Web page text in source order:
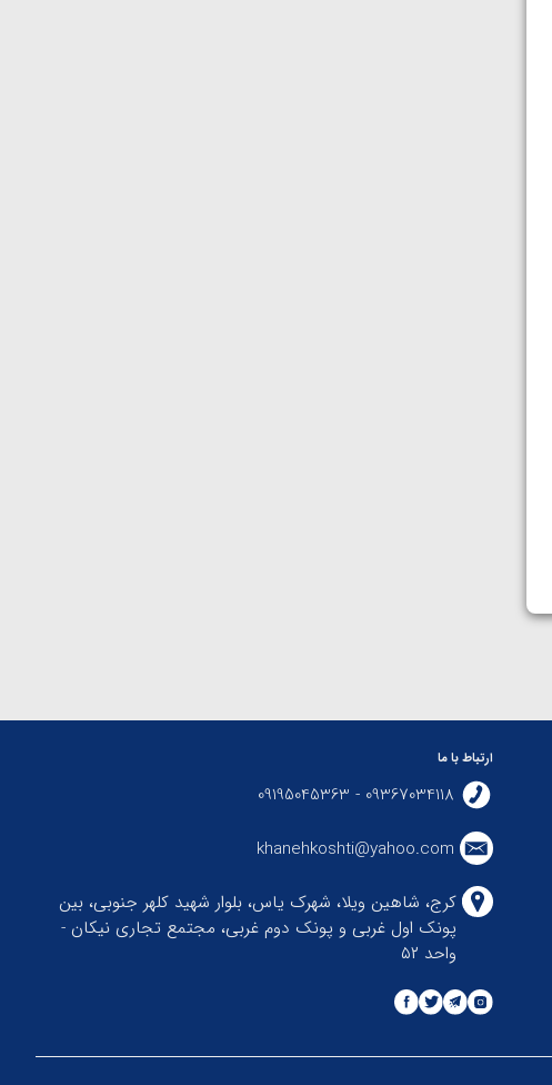
ارتباط با ما
09367034118 - 09195045363
khanehkoshti@yahoo.com
کرج، شاهین ویلا، شهرک یاس، بلوار شهید کلهر جنوبی، بین
پونک اول غربی و پونک دوم غربی، مجتمع تجاری نیکان -
واحد ۵۲